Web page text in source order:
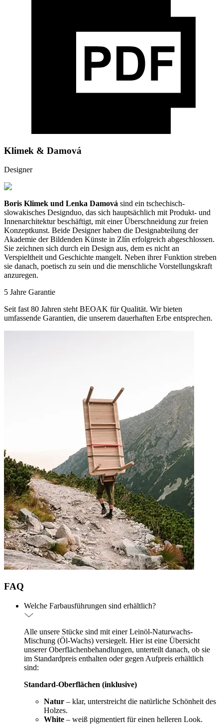
Klimek & Damová
Designer
Boris Klimek und Lenka Damová sind ein tschechisch-
slowakisches Designduo, das sich hauptsächlich mit Produkt- und
Innenarchitektur beschäftigt, mit einer Überschneidung zur freien
Konzeptkunst. Beide Designer haben die Designabteilung der
Akademie der Bildenden Künste in Zlín erfolgreich abgeschlossen.
Sie zeichnen sich durch ein Design aus, dem es nicht an
Verspieltheit und Geschichte mangelt. Neben ihrer Funktion streben
sie danach, poetisch zu sein und die menschliche Vorstellungskraft
anzuregen.
5 Jahre Garantie
Seit fast 80 Jahren steht BEOAK für Qualität. Wir bieten
umfassende Garantien, die unserem dauerhaften Erbe entsprechen.
FAQ
Welche Farbausführungen sind erhältlich?
Alle unsere Stücke sind mit einer Leinöl-Naturwachs-
Mischung (Öl-Wachs) versiegelt. Hier ist eine Übersicht
unserer Oberflächenbehandlungen, unterteilt danach, ob sie
im Standardpreis enthalten oder gegen Aufpreis erhältlich
sind:
Standard-Oberflächen (inklusive)
Natur – klar, unterstreicht die natürliche Schönheit des
Holzes.
White – weiß pigmentiert für einen helleren Look.